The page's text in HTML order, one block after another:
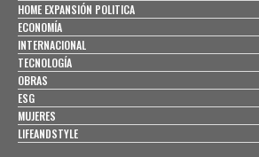
HOME EXPANSIÓN POLITICA
ECONOMÍA
INTERNACIONAL
TECNOLOGÍA
OBRAS
ESG
MUJERES
LIFEANDSTYLE